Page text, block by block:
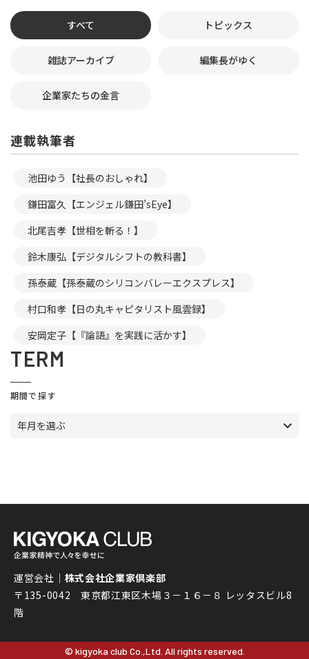
すべて トピックス
雑誌アーカイブ 編集長がゆく
企業家たちの金言
連載執筆者
池田ゆう【社長のおしゃれ】
鎌田富久【エンジェル鎌田’sEye】
北尾吉孝【世相を斬る！】
鈴木康弘【デジタルシフトの教科書】
孫泰蔵【孫泰蔵のシリコンバレーエクスプレス】
村口和孝【日の丸キャピタリスト風雲録】
安岡定子【『論語』を実践に活かす】
TERM
期間で探す
年月を選ぶ
運営会社｜ 株式会社企業家倶楽部
〒135-0042 東京都江東区木場３－１６－８ レッタスビル8
階
© kigyoka club Co.,Ltd. All rights reserved.